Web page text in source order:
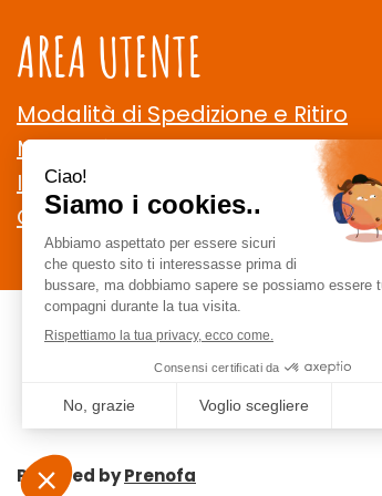
AREA UTENTE
Modalità di Spedizione e Ritiro
Modalità di Pagamento
Informativa Privacy
Condizioni di Vendita
Powered byPrenofa